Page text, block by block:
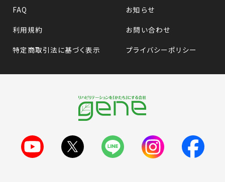
FAQ
お知らせ
利用規約
お問い合わせ
特定商取引法に基づく表示
プライバシーポリシー